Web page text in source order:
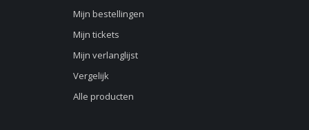
Mijn bestellingen
Mijn tickets
Mijn verlanglijst
Vergelijk
Alle producten